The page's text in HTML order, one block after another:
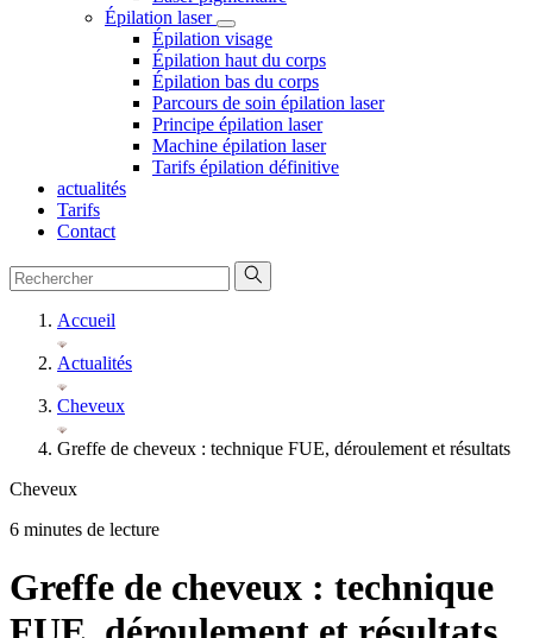
Épilation laser
Épilation visage
Épilation haut du corps
Épilation bas du corps
Parcours de soin épilation laser
Principe épilation laser
Machine épilation laser
Tarifs épilation définitive
actualités
Tarifs
Contact
Accueil
Actualités
Cheveux
Greffe de cheveux : technique FUE, déroulement et résultats
Cheveux
6 minutes de lecture
Greffe de cheveux : technique